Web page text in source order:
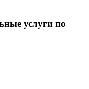
услуги по